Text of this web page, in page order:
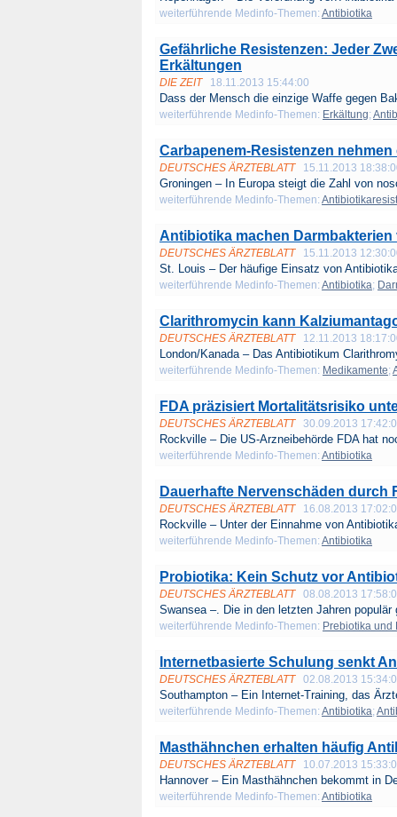
weiterführende Medinfo-Themen: Antibiotika
Gefährliche Resistenzen: Jeder
Erkältungen
DIE ZEIT 18.11.2013 15:44:00
Dass der Mensch die einzige Waffe gegen
weiterführende Medinfo-Themen: Erkältung;
Carbapenem-Resistenzen
DEUTSCHES ÄRZTEBLATT 15.11.2013
Groningen – In Europa steigt die Zahl von
weiterführende Medinfo-Themen:
Antibiotika machen
DEUTSCHES ÄRZTEBLATT 15.11.2013
St. Louis – Der häufige Einsatz von
weiterführende Medinfo-Themen: Antibiotika;
Clarithromycin kann
DEUTSCHES ÄRZTEBLATT 12.11.2013
London/Kanada – Das Antibiotikum
weiterführende Medinfo-Themen: Medikamente;
FDA präzisiert Mortalitätsrisiko
DEUTSCHES ÄRZTEBLATT 30.09.2013
Rockville – Die US-Arzneibehörde FDA hat
weiterführende Medinfo-Themen: Antibiotika
Dauerhafte Nervenschäden durch
DEUTSCHES ÄRZTEBLATT 16.08.2013
Rockville – Unter der Einnahme von
weiterführende Medinfo-Themen: Antibiotika
Probiotika: Kein Schutz vor
DEUTSCHES ÄRZTEBLATT 08.08.2013
Swansea –. Die in den letzten Jahren populär
weiterführende Medinfo-Themen: Prebiotika und
Internetbasierte Schulung senkt
DEUTSCHES ÄRZTEBLATT 02.08.2013
Southampton – Ein Internet-Training, das
weiterführende Medinfo-Themen: Antibiotika;
Masthähnchen erhalten häufig
DEUTSCHES ÄRZTEBLATT 10.07.2013
Hannover – Ein Masthähnchen bekommt in
weiterführende Medinfo-Themen: Antibiotika